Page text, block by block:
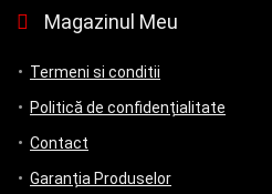
Magazinul Meu
Termeni si conditii
Politică de confidențialitate
Contact
Garanția Produselor